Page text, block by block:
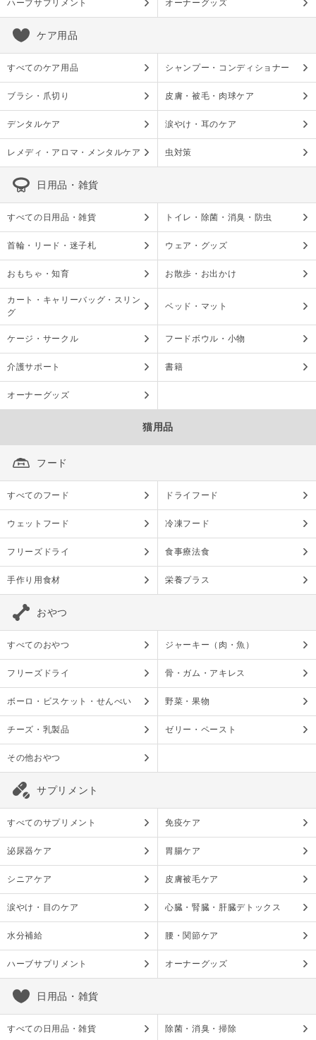
ハーブサプリメント オーナーグッズ
ケア用品
すべてのケア用品 シャンプー・コンディショナー
ブラシ・爪切り 皮膚・被毛・肉球ケア
デンタルケア 涙やけ・耳のケア
レメディ・アロマ・メンタルケア 虫対策
日用品・雑貨
すべての日用品・雑貨 トイレ・除菌・消臭・防虫
首輪・リード・迷子札 ウェア・グッズ
おもちゃ・知育 お散歩・お出かけ
カート・キャリーバッグ・スリン
グ
ベッド・マット
ケージ・サークル フードボウル・小物
介護サポート 書籍
オーナーグッズ
猫用品
フード
すべてのフード ドライフード
ウェットフード 冷凍フード
フリーズドライ 食事療法食
手作り用食材 栄養プラス
おやつ
すべてのおやつ ジャーキー（肉・魚）
フリーズドライ 骨・ガム・アキレス
ボーロ・ビスケット・せんべい 野菜・果物
チーズ・乳製品 ゼリー・ペースト
その他おやつ
サプリメント
すべてのサプリメント 免疫ケア
泌尿器ケア 胃腸ケア
シニアケア 皮膚被毛ケア
涙やけ・目のケア 心臓・腎臓・肝臓デトックス
水分補給 腰・関節ケア
ハーブサプリメント オーナーグッズ
日用品・雑貨
すべての日用品・雑貨 除菌・消臭・掃除